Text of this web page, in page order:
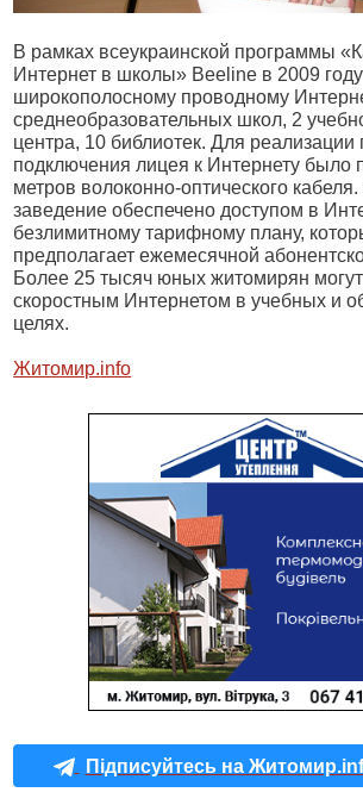
В рамках всеукраинской программы
Интернет в школы» Beeline в 2009
широкополосному проводному
среднеобразовательных школ, 2
центра, 10 библиотек. Для реализации
подключения лицея к Интернету было
метров волоконно-оптического
заведение обеспечено доступом в
безлимитному тарифному плану,
предполагает ежемесячной
Более 25 тысяч юных житомирян
скоростным Интернетом в учебных и
целях.
Житомир.info
Підписуйтесь на